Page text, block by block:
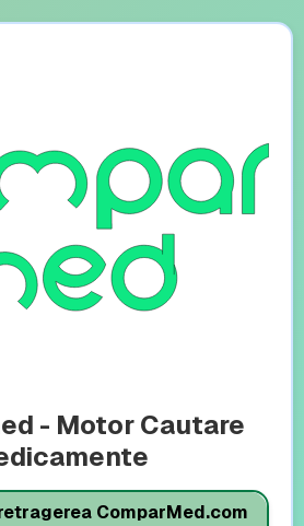
- Motor Cautare
ComparMed.com